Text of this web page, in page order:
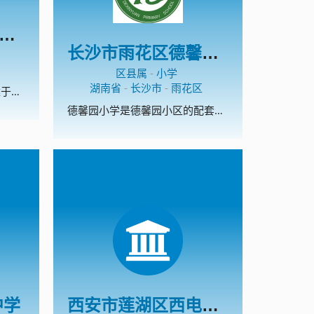
区桃南路小学校
阳泉市矿区桃南路小学校始建于1973年9月。学校小巧精美，装备精良，藏书丰富，文化氛围浓郁。这里曾孕育出山西省模范教师和山西省美德少年。学校以“为学生一生的幸福奠基”为办学宗旨，以“平安校园、书香校园、艺术校园、数字校园、文化校园、温馨校园”为办学愿景，坚持做有温度的教育。温馨教育是学校的办学特色，主要从温馨的物质环境、温馨的心理环境、温馨的人际环境、温馨的教学环境四方面着手，创建了温馨教室、温馨聊吧、温馨书架、温馨课堂、校刊《温馨的风》。课外阅读和校园足球是学校的两个特色项目。学校现为全国校园足球特色学校。2015年和2017年，学校猎豹足球队 分别夺得市中小学生校园足球比赛小学组冠军，2017年获得阳泉市矿区小学生足球赛冠军，2017年8月，代表阳泉市参加了山西省小学生足球赛。
长沙市雨花区德馨园小学
区县属 - 小学
湖南省 - 长沙市 - 雨花区
德馨园小学是德馨园小区的配套学校，学校占地近30亩，建筑面积7000平米，拥有教学楼两栋，前后操场、运动场，共计36间教室，28间办公室。设计规划是一所24个教学班级的高起点、高标准的现代化学校。 德馨园小学是雨花区教育局根据《中小学办学条件一类标准》、着眼于学校长远发展、按长沙市现有学校中最好学校的标准超标建设的。学校设施完备，功能齐全，具备了创雨花区一流品牌学校的条件，是雨花教育的一颗未来之星。 在雨花教育局的正确领导下，在德馨园开发商及周边合作建设单位的共同努力下，德馨园小学拥有了美好的今天，我们坚信她必讲拥有更加精彩的明天。
学 西安市莲湖区西电实验小学